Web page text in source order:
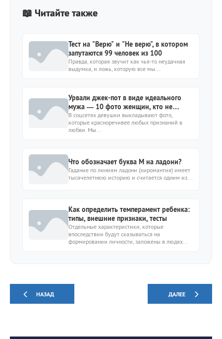
📖 Читайте также
Тест на "Верю" и "Не верю", в котором
запутаются 99 человек из 100
Правда, которая звучит как чья-то неудачная
выдумка, и ложь, которую все мы...
Урвали джек-пот в виде идеального
мужа — 10 фото женщин, кто не
ошибся в выборе
В соцсетях девушки выкладывают фото,
которые красноречивее любых признаний в
любви. Мы...
Что обозначает буква М на ладони?
Гадание по линиям ладони (хиромантия) имеет
тысячелетнюю историю и считается одним из...
Как определить темперамент ребенка:
типы, внешние признаки, тесты
Отдельные характеристики, которые
впоследствии будут сказываться на
формировании личности, заложены в людях...
НАЗАД ДАЛЕЕ